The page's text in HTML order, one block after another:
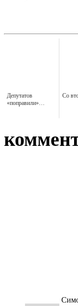
Депутатов
«поправили»…
Со